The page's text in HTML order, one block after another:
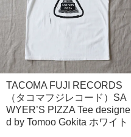
TACOMA FUJI RECORDS
（タコマフジレコード）SA
WYER’S PIZZA Tee designe
d by Tomoo Gokita ホワイト